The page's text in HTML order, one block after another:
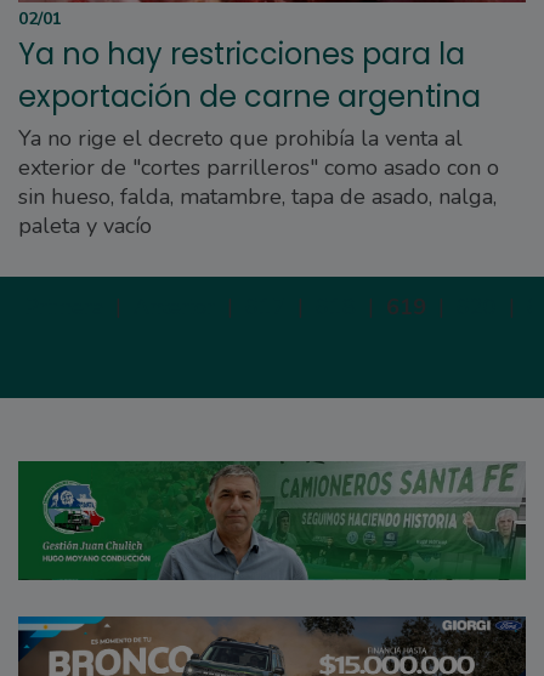
02/01
Ya no hay restricciones para la
exportación de carne argentina
Ya no rige el decreto que prohibía la venta al
exterior de "cortes parrilleros" como asado con o
sin hueso, falda, matambre, tapa de asado, nalga,
paleta y vacío
| | | | 619 | |